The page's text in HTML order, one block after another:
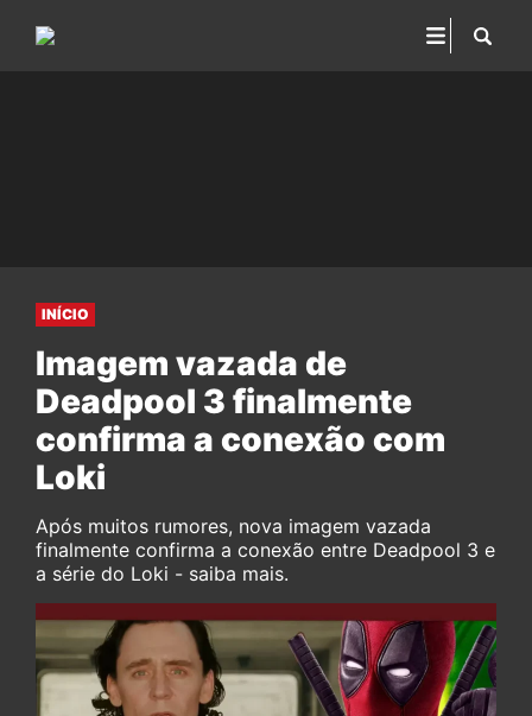
INÍCIO
Imagem vazada de
Deadpool 3 finalmente
confirma a conexão com
Loki
Após muitos rumores, nova imagem vazada
finalmente confirma a conexão entre Deadpool 3 e
a série do Loki - saiba mais.